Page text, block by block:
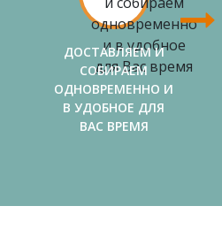
ДОСТАВЛЯЕМ И
СОБИРАЕМ
ОДНОВРЕМЕННО И
В УДОБНОЕ ДЛЯ
ВАС ВРЕМЯ